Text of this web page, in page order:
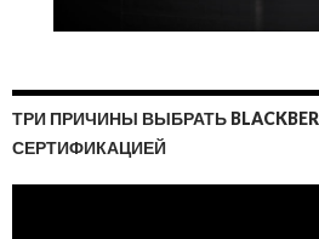
ТРИ ПРИЧИНЫ ВЫБРАТЬ
СЕРТИФИКАЦИЕЙ